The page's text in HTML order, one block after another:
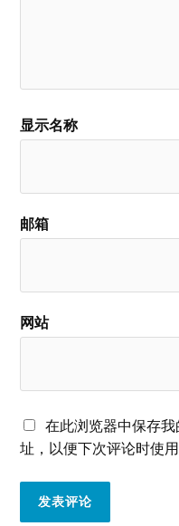
显示名称
邮箱
网站
在此浏览器中保存
址，以便下次评论时使用